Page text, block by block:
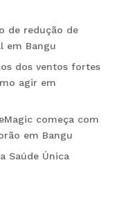
de redução de
em Bangu
dos ventos fortes
agir em
começa com
em Bangu
Saúde Única